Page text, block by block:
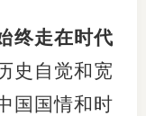
终走在时代
史自觉和宽
国国情和时